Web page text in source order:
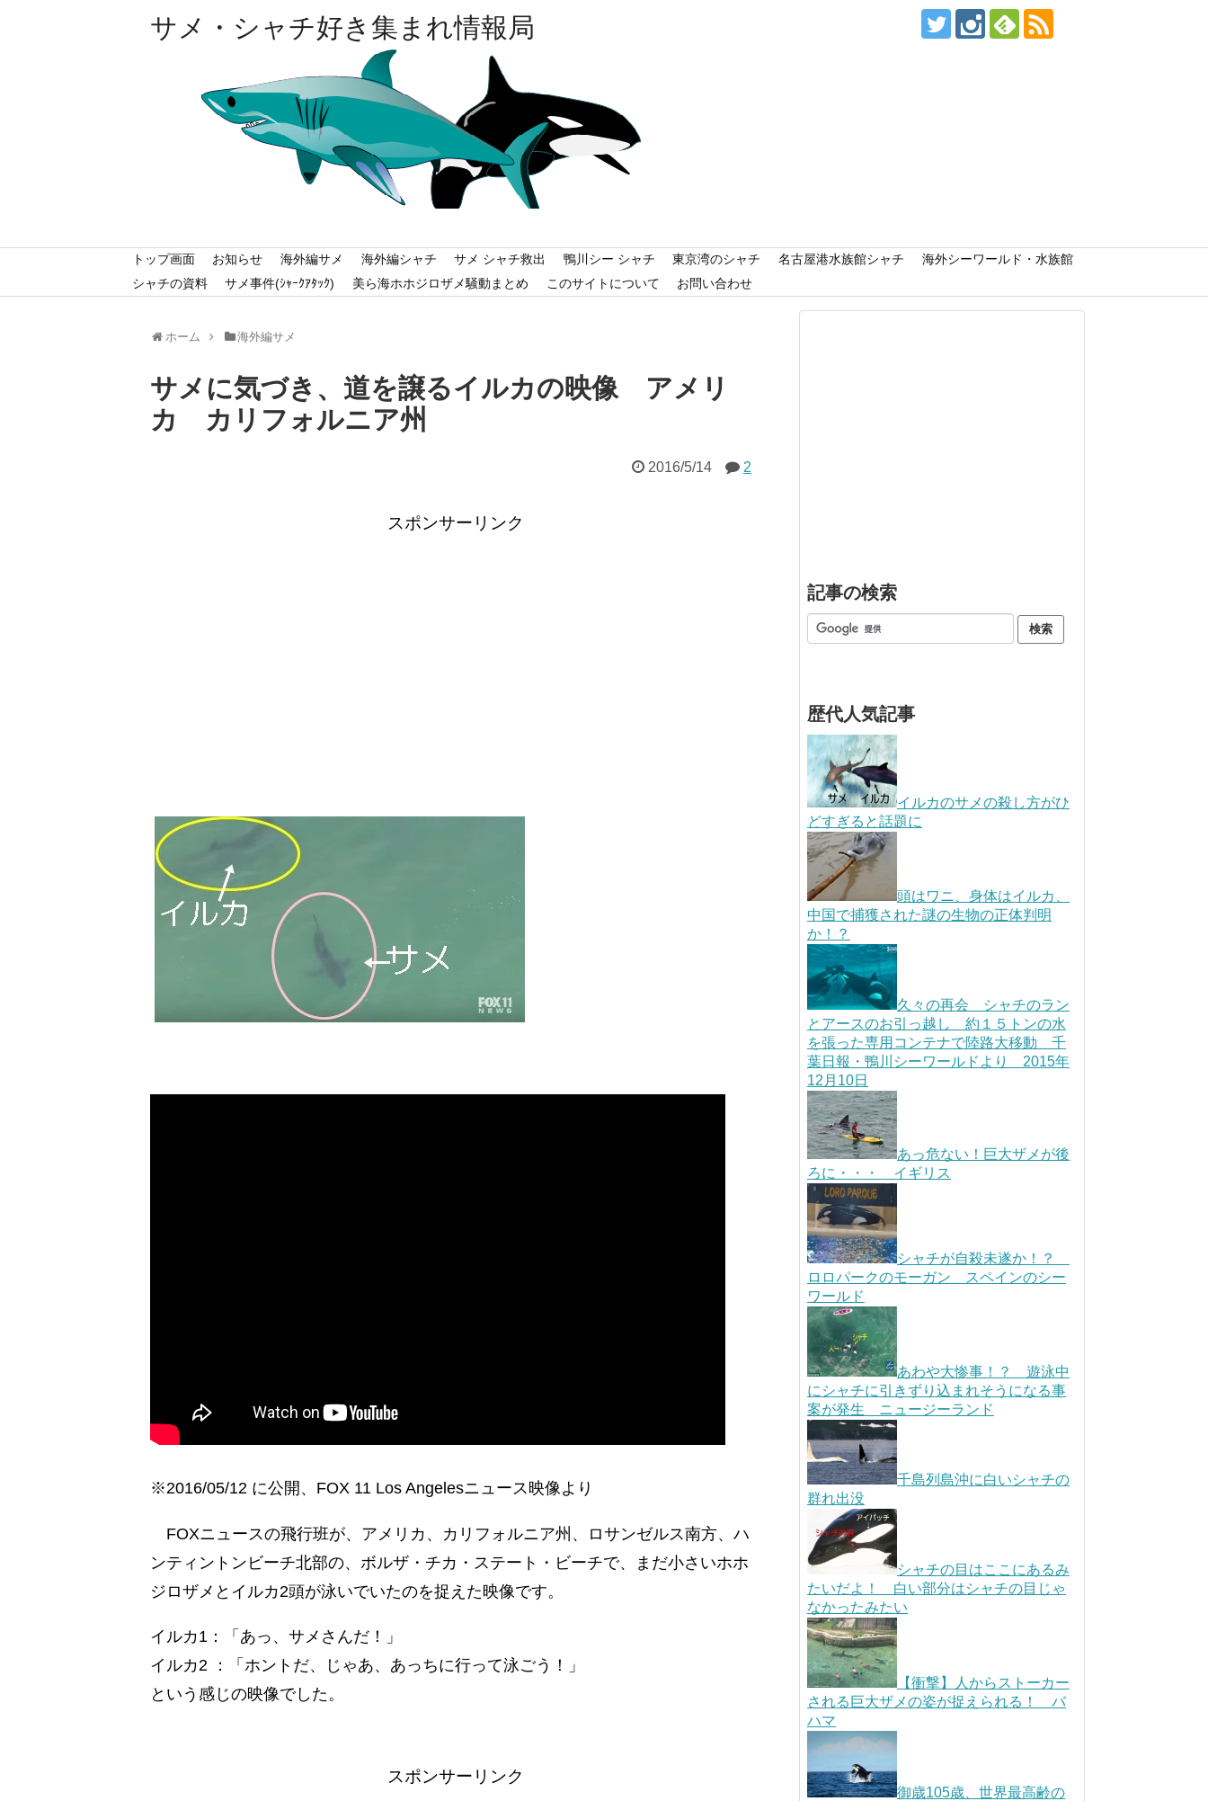
サメ・シャチ好き集まれ情報局
トップ画面 お知らせ 海外編サメ 海外編シャチ サメ シャチ救出 鴨川シー シャチ 東京湾のシャチ 名古屋港水族館シャチ
海外シーワールド・水族館
シャチの資料
サメ事件(ｼｬｰｸｱﾀｯｸ) 美ら海ホホジロザメ騒動まとめ このサイトについて お問い合わせ
ホーム 海外編サメ
サメに気づき、道を譲るイルカの映像 アメリ
カ カリフォルニア州
2016/5/14 2
スポンサーリンク
※2016/05/12 に公開、FOX 11 Los Angelesニュース映像より
FOXニュースの飛行班が、アメリカ、カリフォルニア州、ロサンゼルス南方、ハ
ンティントンビーチ北部の、ボルザ・チカ・ステート・ビーチで、まだ小さいホホ
ジロザメとイルカ2頭が泳いでいたのを捉えた映像です。
イルカ1：「あっ、サメさんだ！」
イルカ2 ：「ホントだ、じゃあ、あっちに行って泳ごう！」
という感じの映像でした。
スポンサーリンク
記事の検索
歴代人気記事
イルカのサメの殺し方がひ
どすぎると話題に
頭はワニ、身体はイルカ、
中国で捕獲された謎の生物の正体判明
か！？
久々の再会 シャチのラン
とアースのお引っ越し 約１５トンの水
を張った専用コンテナで陸路大移動 千
葉日報・鴨川シーワールドより 2015年
12月10日
あっ危ない！巨大ザメが後
ろに・・・ イギリス
シャチが自殺未遂か！？
ロロパークのモーガン スペインのシー
ワールド
あわや大惨事！？ 遊泳中
にシャチに引きずり込まれそうになる事
案が発生 ニュージーランド
千島列島沖に白いシャチの
群れ出没
シャチの目はここにあるみ
たいだよ！ 白い部分はシャチの目じゃ
なかったみたい
【衝撃】人からストーカー
される巨大ザメの姿が捉えられる！ バ
ハマ
御歳105歳、世界最高齢の